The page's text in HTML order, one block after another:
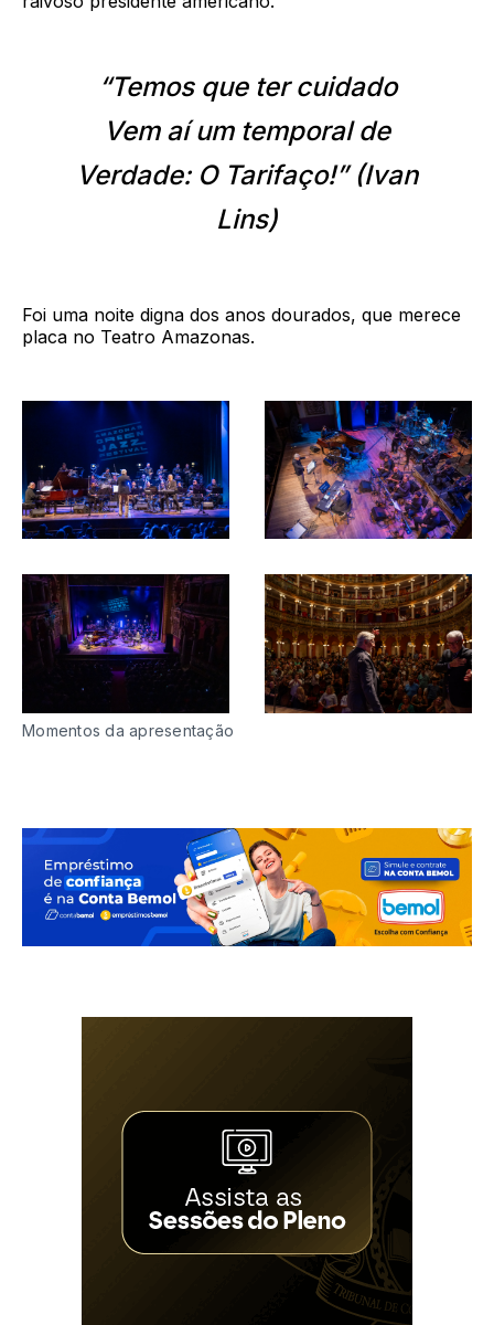
“Temos que ter cuidado
Vem aí um temporal de
Verdade: O Tarifaço!” (Ivan
Lins)
Foi uma noite digna dos anos dourados, que merece
placa no Teatro Amazonas.
Momentos da apresentação